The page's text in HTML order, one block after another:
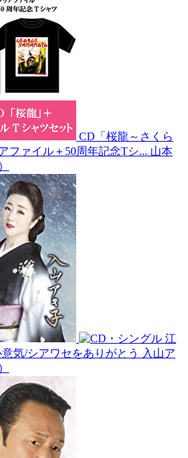
CD「桜龍～さくら
ファイル＋50周年記念Tシ... 山本
江
気/シアワセをありがとう
入山ア